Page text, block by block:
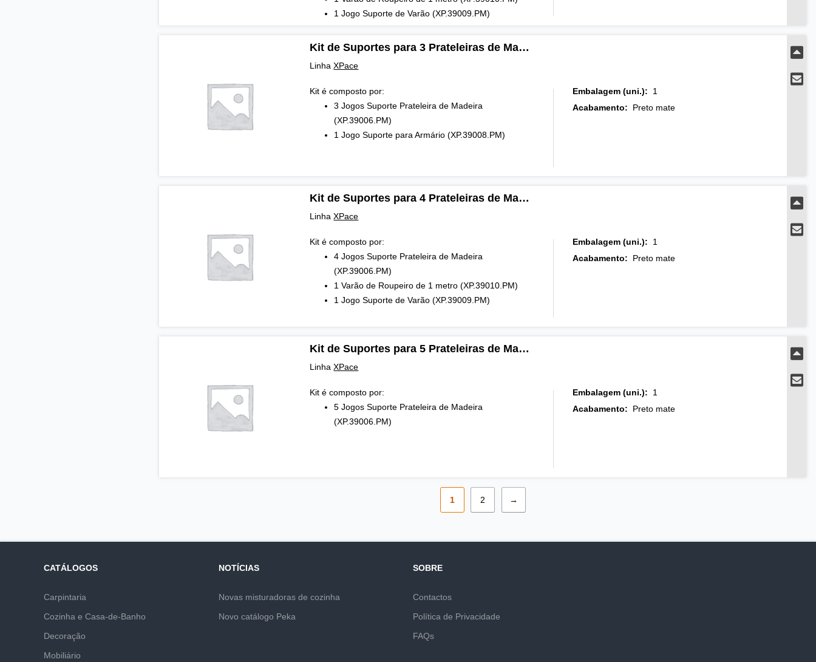
1 Jogo Suporte de Varão (XP.39009.PM)
Kit de Suportes para 3 Prateleiras de Madeira e Armário para Estante XPace
LinhaXPace
Kit é composto por:
3 Jogos Suporte Prateleira de Madeira
(XP.39006.PM)
1 Jogo Suporte para Armário (XP.39008.PM)
Embalagem (uni.):
1
Acabamento: Preto mate
Kit de Suportes para 4 Prateleiras de Madeira e Varão para Estante XPace
LinhaXPace
Kit é composto por:
4 Jogos Suporte Prateleira de Madeira
(XP.39006.PM)
1 Varão de Roupeiro de 1 metro (XP.39010.PM)
1 Jogo Suporte de Varão (XP.39009.PM)
Embalagem (uni.):
1
Acabamento: Preto mate
Kit de Suportes para 5 Prateleiras de Madeira para Estante XPace
LinhaXPace
Kit é composto por:
5 Jogos Suporte Prateleira de Madeira
(XP.39006.PM)
Embalagem (uni.):
1
Acabamento: Preto mate
1 2 →
CATÁLOGOS
Carpintaria
Cozinha e Casa-de-Banho
Decoração
Mobiliário
NOTÍCIAS
Novas misturadoras de cozinha
Novo catálogo Peka
SOBRE
Contactos
Política de Privacidade
FAQs